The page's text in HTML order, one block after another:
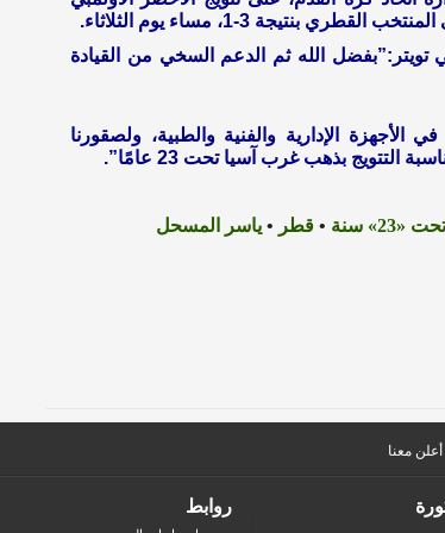
الله ثم الدعم السخي من القيادة
الإدارية والفنية والطبية، ولصقورنا
بذهب غرب آسيا تحت 23 عامًا”.
سنة • قطر • ياسر المسحل
أعلن معنا
روابط